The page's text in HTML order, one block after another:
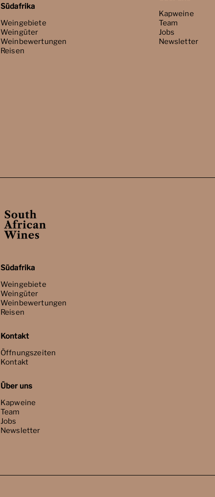
Südafrika
Weingebiete
Weingüter
Weinbewertungen
Reisen
Kapweine
Team
Jobs
Newsletter
Südafrika
Weingebiete
Weingüter
Weinbewertungen
Reisen
Kontakt
Öffnungszeiten
Kontakt
Über uns
Kapweine
Team
Jobs
Newsletter